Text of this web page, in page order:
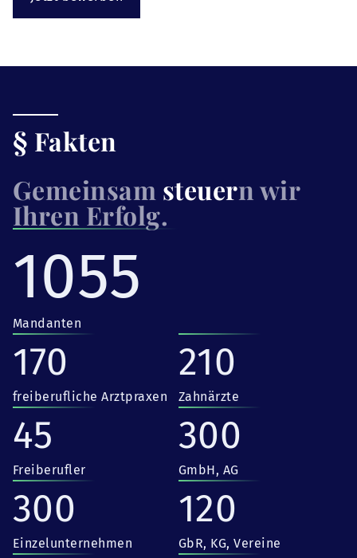
§ Fakten
Gemeinsam steuern wir
Ihren Erfolg.
1055
Mandanten
170
freiberufliche Arztpraxen
210
Zahnärzte
45
Freiberufler
300
GmbH, AG
300
Einzelunternehmen
120
GbR, KG, Vereine